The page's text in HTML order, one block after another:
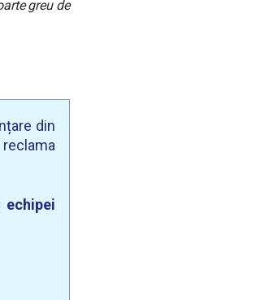
greu de
din